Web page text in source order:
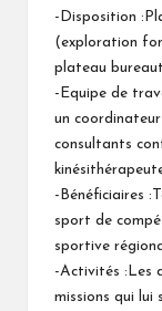
-Disposition
(exploration
plateau
-Equipe de
un
consultants
-Bénéficiaires
sport de
sportive
-Activités :Les
missions qui lui